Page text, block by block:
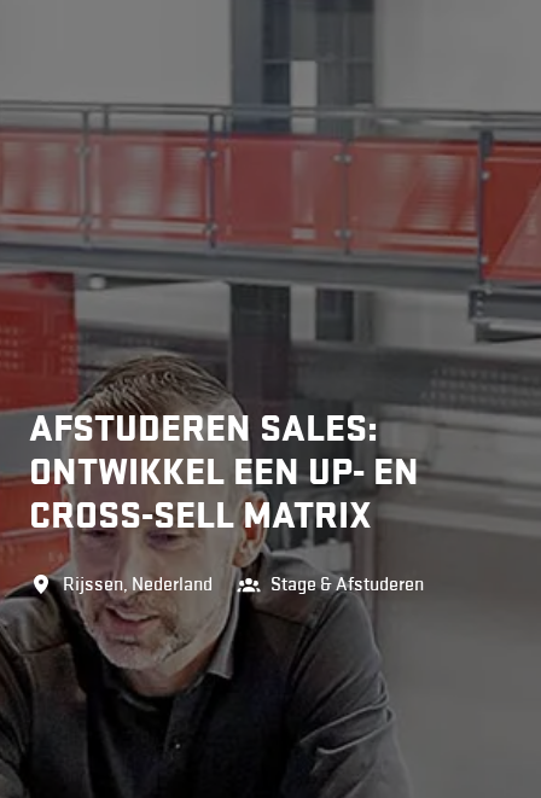
AFSTUDEREN SALES:
ONTWIKKEL EEN UP- EN
CROSS-SELL MATRIX
Rijssen, Nederland Stage & Afstuderen